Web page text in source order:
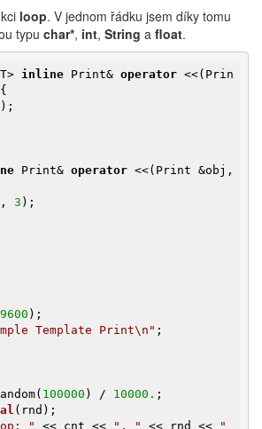
loop. V jednom řádku jsem díky tomu
typu char*, int, String a float.
T> inline Print& operator <<(Prin
Print& operator
3 );
9600 );
Template Print\n" ;
100000 ) / 10000. ;
(rnd) ;
" << cnt << ", " << rnd << "